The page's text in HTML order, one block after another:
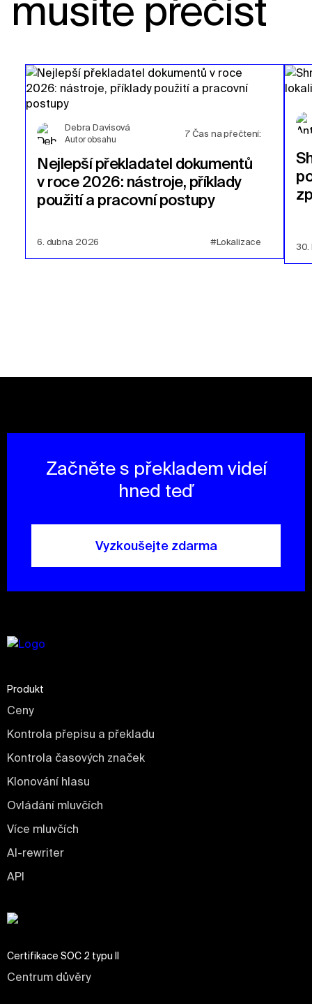
musíte přečíst
Debra Davisová
Autor obsahu
7 Čas na přečtení:
Nejlepší překladatel dokumentů
v roce 2026: nástroje, příklady
použití a pracovní postupy
6. dubna 2026 #Lokalizace 30.
Začněte s překladem videí
hned teď
Vyzkoušejte zdarma
Produkt
Ceny
Kontrola přepisu a překladu
Kontrola časových značek
Klonování hlasu
Ovládání mluvčích
Více mluvčích
AI-rewriter
API
Certifikace SOC 2 typu II
Centrum důvěry